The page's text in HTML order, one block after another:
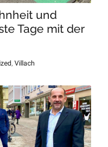
und
Tage mit der
, Villach